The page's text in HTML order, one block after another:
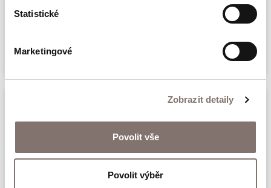
Statistické
Marketingové
Zobrazit detaily
Povolit vše
Povolit výběr
Triko Můžu to doříct...?